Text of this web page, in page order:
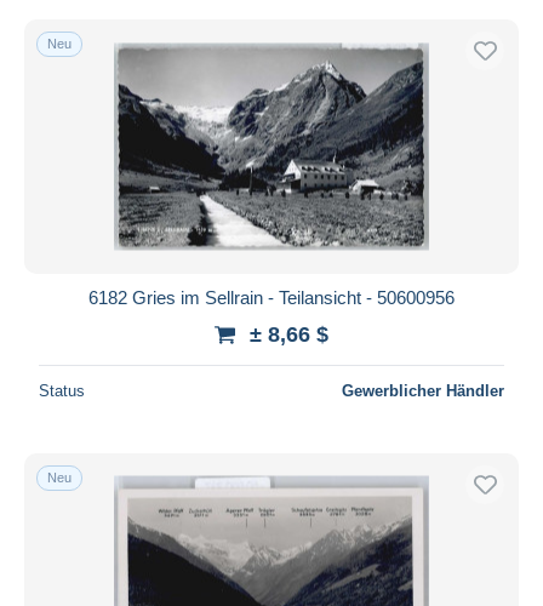
Neu
6182 Gries im Sellrain - Teilansicht - 50600956
± 8,66 $
Status Gewerblicher Händler
Neu